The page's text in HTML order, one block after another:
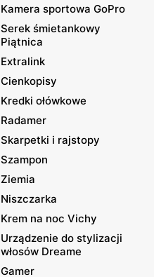
Kamera sportowa GoPro
Serek śmietankowy
Piątnica
Extralink
Cienkopisy
Kredki ołówkowe
Radamer
Skarpetki i rajstopy
Szampon
Ziemia
Niszczarka
Krem na noc Vichy
Urządzenie do stylizacji
włosów Dreame
Gamer